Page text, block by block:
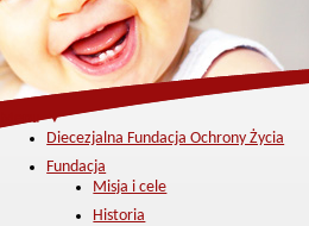
Menu ▼
Diecezjalna Fundacja Ochrony Życia
Fundacja
Misja i cele
Historia